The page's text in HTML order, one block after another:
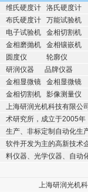
维氏硬度计
洛氏硬度计
布氏硬度计
万能试验机
电子试验机
金相切割机
金相磨抛机
金相镶嵌机
圆度仪
轮廓仪
研润仪器
品牌仪器
金相显微镜
金相显微镜
金相切割机
影像测量仪
上海研润光机科技有限公
术研究所，成立于2005年
生产、非标定制自动化生
软件开发为主的高新技术
料仪器、光学仪器、自动
上海研润光机